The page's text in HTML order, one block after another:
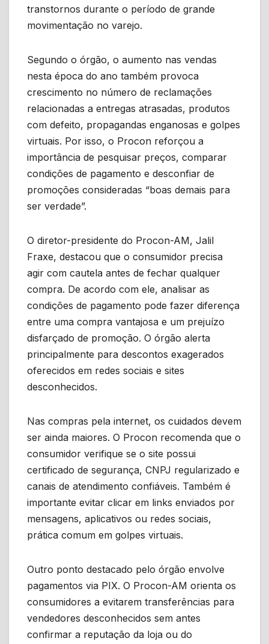
transtornos durante o período de grande
movimentação no varejo.
Segundo o órgão, o aumento nas vendas
nesta época do ano também provoca
crescimento no número de reclamações
relacionadas a entregas atrasadas, produtos
com defeito, propagandas enganosas e golpes
virtuais. Por isso, o Procon reforçou a
importância de pesquisar preços, comparar
condições de pagamento e desconfiar de
promoções consideradas “boas demais para
ser verdade”.
O diretor-presidente do Procon-AM, Jalil
Fraxe, destacou que o consumidor precisa
agir com cautela antes de fechar qualquer
compra. De acordo com ele, analisar as
condições de pagamento pode fazer diferença
entre uma compra vantajosa e um prejuízo
disfarçado de promoção. O órgão alerta
principalmente para descontos exagerados
oferecidos em redes sociais e sites
desconhecidos.
Nas compras pela internet, os cuidados devem
ser ainda maiores. O Procon recomenda que o
consumidor verifique se o site possui
certificado de segurança, CNPJ regularizado e
canais de atendimento confiáveis. Também é
importante evitar clicar em links enviados por
mensagens, aplicativos ou redes sociais,
prática comum em golpes virtuais.
Outro ponto destacado pelo órgão envolve
pagamentos via PIX. O Procon-AM orienta os
consumidores a evitarem transferências para
vendedores desconhecidos sem antes
confirmar a reputação da loja ou do